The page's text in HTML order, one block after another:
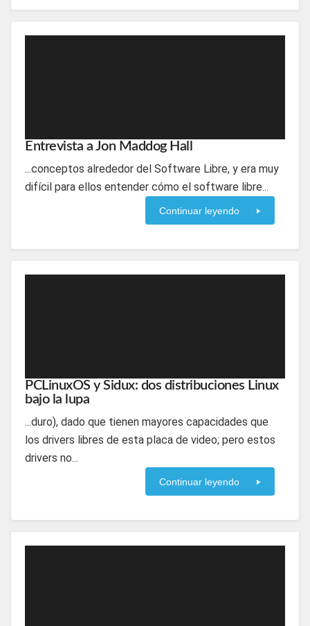
Entrevista a Jon Maddog Hall
...conceptos alrededor del Software Libre, y era muy
difícil para ellos entender cómo el software libre...
Continuar leyendo
PCLinuxOS y Sidux: dos distribuciones Linux
bajo la lupa
...duro), dado que tienen mayores capacidades que
los drivers libres de esta placa de video; pero estos
drivers no...
Continuar leyendo